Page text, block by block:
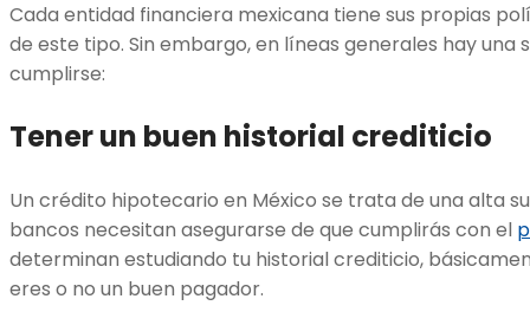
Cada entidad financiera mexicana tiene sus propias
de este tipo. Sin embargo, en líneas generales hay una
cumplirse:
Tener un buen historial crediticio
Un crédito hipotecario en México se trata de una alta
bancos necesitan asegurarse de que cumplirás con el
determinan estudiando tu historial crediticio,
eres o no un buen pagador.